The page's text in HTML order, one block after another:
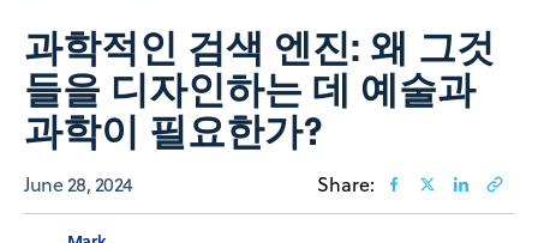
과학적인 검색 엔진: 왜 그것
들을 디자인하는 데 예술과
과학이 필요한가?
June 28, 2024 Share: